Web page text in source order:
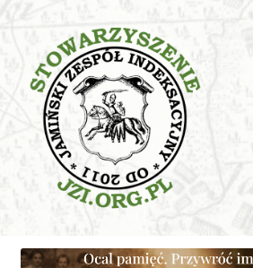
nawigacji
treści
Wspieraj